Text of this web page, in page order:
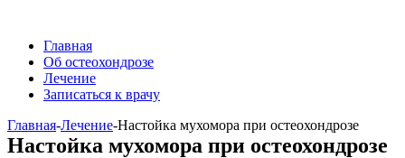
Главная
Об остеохондрозе
Лечение
Записаться к врачу
Главная-Лечение-Настойка мухомора при остеохондрозе
Настойка мухомора при остеохондрозе